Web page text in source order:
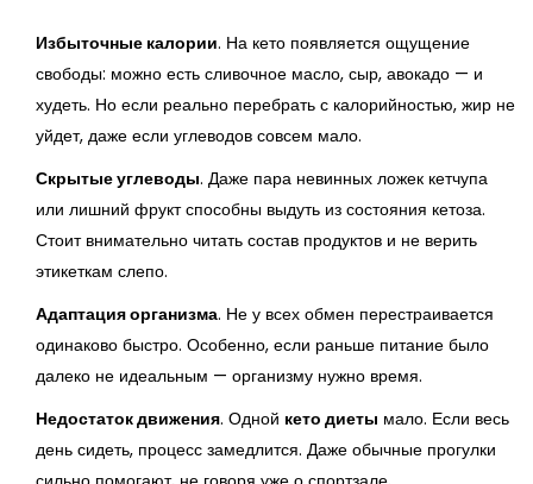
Избыточные калории. На кето появляется ощущение
свободы: можно есть сливочное масло, сыр, авокадо — и
худеть. Но если реально перебрать с калорийностью, жир не
уйдет, даже если углеводов совсем мало.
Скрытые углеводы. Даже пара невинных ложек кетчупа
или лишний фрукт способны выдуть из состояния кетоза.
Стоит внимательно читать состав продуктов и не верить
этикеткам слепо.
Адаптация организма. Не у всех обмен перестраивается
одинаково быстро. Особенно, если раньше питание было
далеко не идеальным — организму нужно время.
Недостаток движения. Одной кето диеты мало. Если весь
день сидеть, процесс замедлится. Даже обычные прогулки